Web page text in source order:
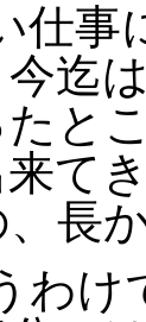
仕事
今迄
と
来て
、長
わけ